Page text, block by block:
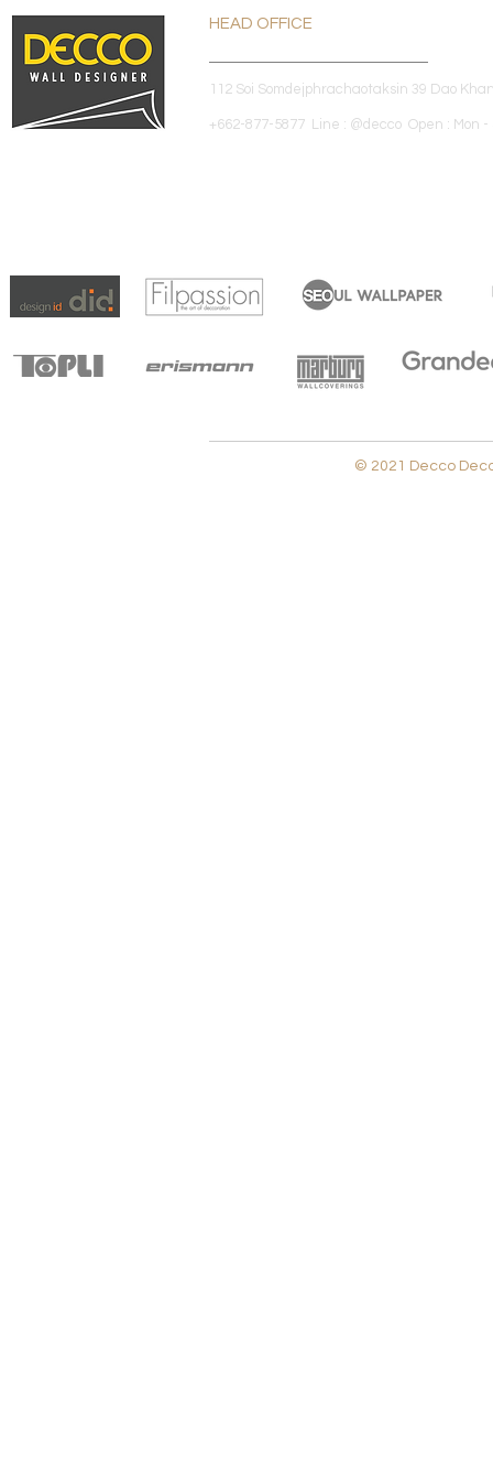
HEAD OFFICE
112 Soi Somdejphrachaotaksin 39 Dao
+662-877-5877 Line : @decco Open : Mon -
© 2021 Decco